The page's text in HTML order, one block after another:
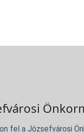
fel a Józsefvárosi